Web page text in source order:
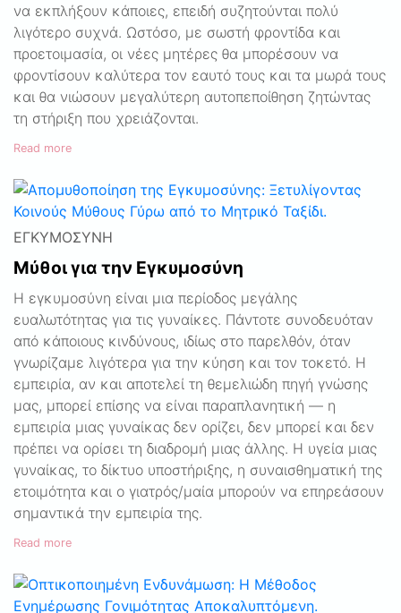
να εκπλήξουν κάποιες, επειδή συζητούνται πολύ
λιγότερο συχνά. Ωστόσο, με σωστή φροντίδα και
προετοιμασία, οι νέες μητέρες θα μπορέσουν να
φροντίσουν καλύτερα τον εαυτό τους και τα μωρά τους
και θα νιώσουν μεγαλύτερη αυτοπεποίθηση ζητώντας
τη στήριξη που χρειάζονται.
Read more
ΕΓΚΥΜΟΣΎΝΗ
Μύθοι για την Εγκυμοσύνη
Η εγκυμοσύνη είναι μια περίοδος μεγάλης
ευαλωτότητας για τις γυναίκες. Πάντοτε συνοδευόταν
από κάποιους κινδύνους, ιδίως στο παρελθόν, όταν
γνωρίζαμε λιγότερα για την κύηση και τον τοκετό. Η
εμπειρία, αν και αποτελεί τη θεμελιώδη πηγή γνώσης
μας, μπορεί επίσης να είναι παραπλανητική — η
εμπειρία μιας γυναίκας δεν ορίζει, δεν μπορεί και δεν
πρέπει να ορίσει τη διαδρομή μιας άλλης. Η υγεία μιας
γυναίκας, το δίκτυο υποστήριξης, η συναισθηματική της
ετοιμότητα και ο γιατρός/μαία μπορούν να επηρεάσουν
σημαντικά την εμπειρία της.
Read more